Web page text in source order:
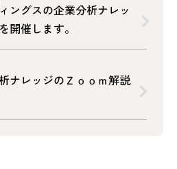
ングスの企業分析ナレッ
開催します。
ナレッジのＺｏｏｍ解説